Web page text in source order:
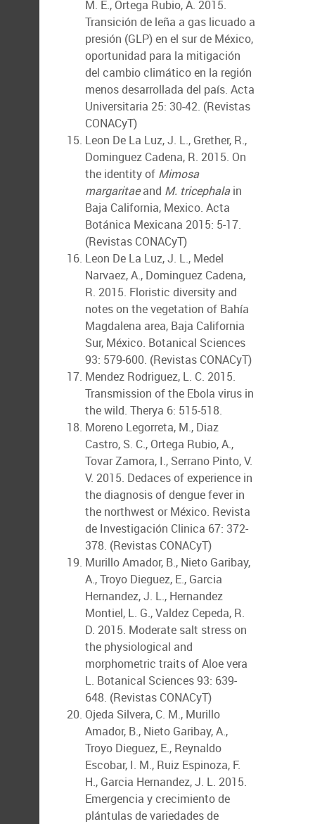
M. E., Ortega Rubio, A. 2015.
Transición de leña a gas licuado a
presión (GLP) en el sur de México,
oportunidad para la mitigación
del cambio climático en la región
menos desarrollada del país. Acta
Universitaria 25: 30-42. (Revistas
CONACyT)
Leon De La Luz, J. L., Grether, R.,
Dominguez Cadena, R. 2015. On
the identity of Mimosa
margaritaeand M. tricephalain
Baja California, Mexico. Acta
Botánica Mexicana 2015: 5-17.
(Revistas CONACyT)
Leon De La Luz, J. L., Medel
Narvaez, A., Dominguez Cadena,
R. 2015. Floristic diversity and
notes on the vegetation of Bahía
Magdalena area, Baja California
Sur, México. Botanical Sciences
93: 579-600. (Revistas CONACyT)
Mendez Rodriguez, L. C. 2015.
Transmission of the Ebola virus in
the wild. Therya 6: 515-518.
Moreno Legorreta, M., Diaz
Castro, S. C., Ortega Rubio, A.,
Tovar Zamora, I., Serrano Pinto, V.
V. 2015. Dedaces of experience in
the diagnosis of dengue fever in
the northwest or México. Revista
de Investigación Clinica 67: 372-
378. (Revistas CONACyT)
Murillo Amador, B., Nieto Garibay,
A., Troyo Dieguez, E., Garcia
Hernandez, J. L., Hernandez
Montiel, L. G., Valdez Cepeda, R.
D. 2015. Moderate salt stress on
the physiological and
morphometric traits of Aloe vera
L. Botanical Sciences 93: 639-
648. (Revistas CONACyT)
Ojeda Silvera, C. M., Murillo
Amador, B., Nieto Garibay, A.,
Troyo Dieguez, E., Reynaldo
Escobar, I. M., Ruiz Espinoza, F.
H., Garcia Hernandez, J. L. 2015.
Emergencia y crecimiento de
plántulas de variedades de